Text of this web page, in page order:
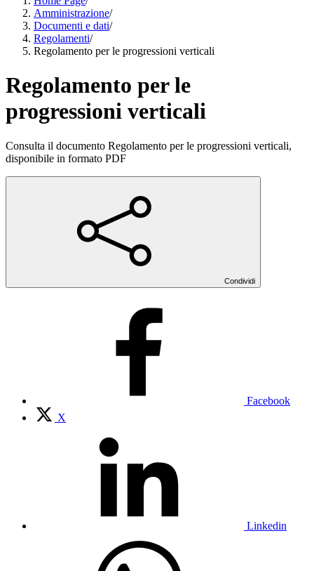
Amministrazione/
Documenti e dati/
Regolamenti/
Regolamento per le progressioni verticali
Regolamento per le
progressioni verticali
Consulta il documento Regolamento per le progressioni verticali,
disponibile in formato PDF
Condividi
Facebook
X
Linkedin